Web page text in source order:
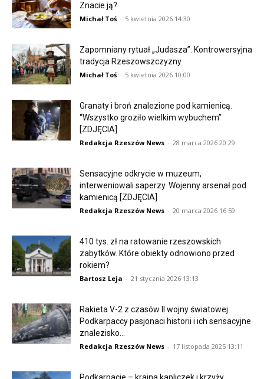
Znacie ją?
Michał Toś - 5 kwietnia 2026 14:30
Zapomniany rytuał „Judasza”. Kontrowersyjna
tradycja Rzeszowszczyzny
Michał Toś - 5 kwietnia 2026 10:00
Granaty i broń znalezione pod kamienicą.
“Wszystko groziło wielkim wybuchem”
[ZDJĘCIA]
Redakcja Rzeszów News - 28 marca 2026 20:29
Sensacyjne odkrycie w muzeum,
interweniowali saperzy. Wojenny arsenał pod
kamienicą [ZDJĘCIA]
Redakcja Rzeszów News - 20 marca 2026 16:59
410 tys. zł na ratowanie rzeszowskich
zabytków. Które obiekty odnowiono przed
rokiem?
Bartosz Leja - 21 stycznia 2026 13:13
Rakieta V-2 z czasów II wojny światowej.
Podkarpaccy pasjonaci historii i ich sensacyjne
znalezisko...
Redakcja Rzeszów News - 17 listopada 2025 13:11